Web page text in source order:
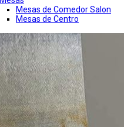
Mesas de Comedor Salon
Mesas de Centro